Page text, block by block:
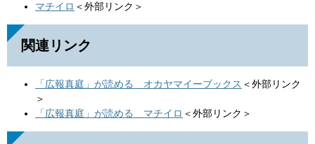
マチイロ ＜外部リンク＞
関連リンク
「広報真庭」が読める オカヤマイーブックス ＜外部リンク
＞
「広報真庭」が読める マチイロ ＜外部リンク＞